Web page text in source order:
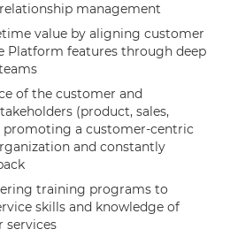
management
value by aligning customer
Platform features through deep
of the customer and
(product, sales,
a customer-centric
and constantly
training programs to
skills and knowledge of
services